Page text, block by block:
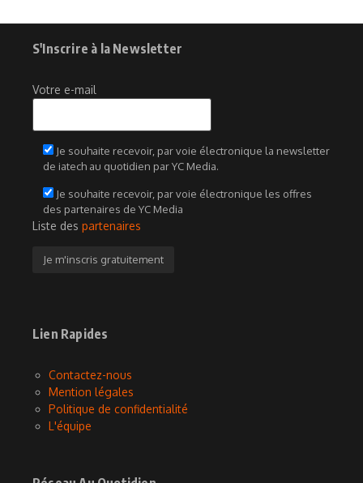
S'Inscrire à la Newsletter
Votre e-mail
Je souhaite recevoir, par voie électronique la newsletter
de iatech au quotidien par YC Media.
Je souhaite recevoir, par voie électronique les offres
des partenaires de YC Media
Liste des partenaires
Lien Rapides
Contactez-nous
Mention légales
Politique de confidentialité
L'équipe